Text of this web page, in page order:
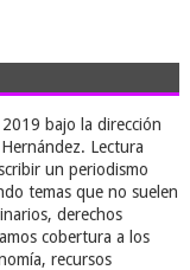
bajo la dirección
Lectura
un periodismo
temas que no suelen
derechos
cobertura a los
recursos